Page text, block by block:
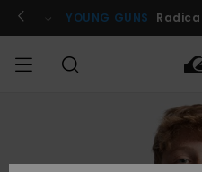
l'information
le
Se connecter / s'inscrire
YOUNG GUNS
Shop
Surf
Shop
Homme
Snow
Shop
Homme
Outlet
Homme
Accéder à
commande